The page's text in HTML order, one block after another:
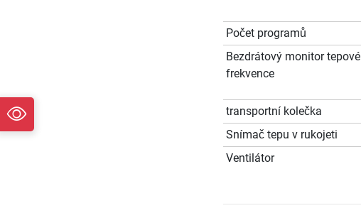
Počet programů
Bezdrátový monitor tepové
frekvence
transportní kolečka
Snímač tepu v rukojeti
Ventilátor